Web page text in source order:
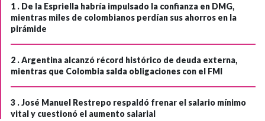
1 . De la Espriella habría impulsado la confianza en DMG,
mientras miles de colombianos perdían sus ahorros en la
pirámide
2 .Argentina alcanzó récord histórico de deuda externa,
mientras que Colombia salda obligaciones con el FMI
3 .José Manuel Restrepo respaldó frenar el salario mínimo
vital y cuestionó el aumento salarial